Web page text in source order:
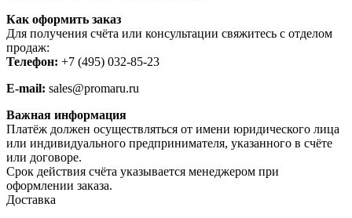
Как оформить заказ
Для получения счёта или консультации свяжитесь с отделом
продаж:
Телефон: +7 (495) 032-85-23
E-mail: sales@promaru.ru
Важная информация
Платёж должен осуществляться от имени юридического лица
или индивидуального предпринимателя, указанного в счёте
или договоре.
Срок действия счёта указывается менеджером при
оформлении заказа.
Доставка